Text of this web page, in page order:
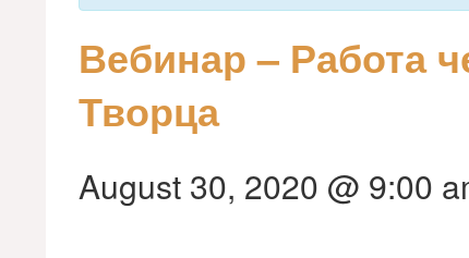
Вебинар – Работа
Творца
August 30, 2020 @ 9:00